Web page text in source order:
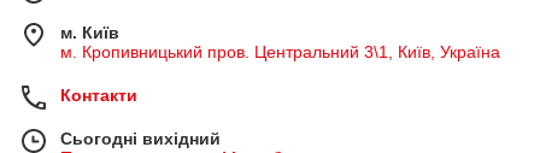
м. Київ
м. Кропивницький пров. Центральний 3\1, Київ, Україна
Контакти
Сьогодні вихідний